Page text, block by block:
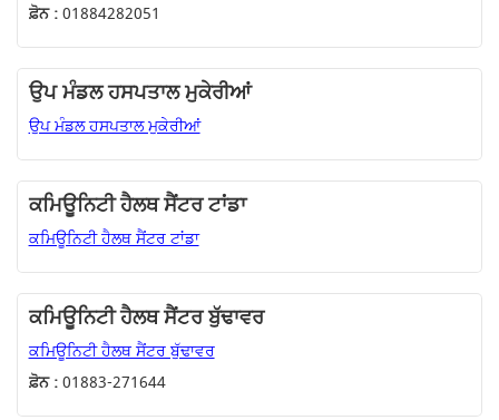
ਫ਼ੋਨ :01884282051
ਉਪ ਮੰਡਲ ਹਸਪਤਾਲ ਮੁਕੇਰੀਆਂ
ਉਪ ਮੰਡਲ ਹਸਪਤਾਲ ਮੁਕੇਰੀਆਂ
ਕਮਿਊਨਿਟੀ ਹੈਲਥ ਸੈਂਟਰ ਟਾਂਡਾ
ਕਮਿਊਨਿਟੀ ਹੈਲਥ ਸੈਂਟਰ ਟਾਂਡਾ
ਕਮਿਊਨਿਟੀ ਹੈਲਥ ਸੈਂਟਰ ਬੁੱਢਾਵਰ
ਕਮਿਊਨਿਟੀ ਹੈਲਥ ਸੈਂਟਰ ਬੁੱਢਾਵਰ
ਫ਼ੋਨ :01883-271644